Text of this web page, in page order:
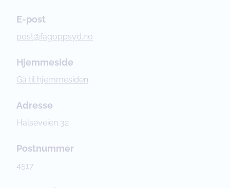
E-post
post@fagoppsyd.no
Hjemmeside
Gå til hjemmesiden
Adresse
Halseveien 32
Postnummer
4517